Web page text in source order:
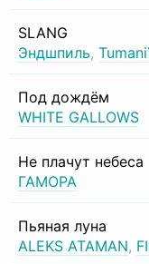
SLANG
Эндшпиль,
Под дождём
WHITE GALLOWS
Не плачут небеса
ГАМОРА
Пьяная луна
ALEKS ATAMAN,